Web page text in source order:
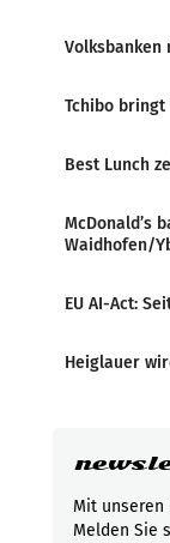
Volksbanken
Tchibo
Best Lunch
McDonald’s
Waidhofen/
EU AI-Act:
Heiglauer
Mit unseren
Melden Sie